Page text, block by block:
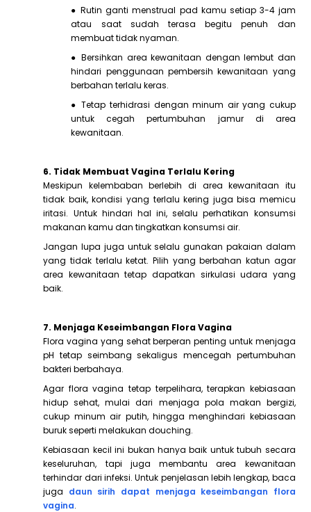
● Rutin ganti menstrual pad kamu setiap 3-4 jam
atau saat sudah terasa begitu penuh dan
membuat tidak nyaman.
● Bersihkan area kewanitaan dengan lembut dan
hindari penggunaan pembersih kewanitaan yang
berbahan terlalu keras.
● Tetap terhidrasi dengan minum air yang cukup
untuk cegah pertumbuhan jamur di area
kewanitaan.
6. Tidak Membuat Vagina Terlalu Kering
Meskipun kelembaban berlebih di area kewanitaan itu
tidak baik, kondisi yang terlalu kering juga bisa memicu
iritasi. Untuk hindari hal ini, selalu perhatikan konsumsi
makanan kamu dan tingkatkan konsumsi air.
Jangan lupa juga untuk selalu gunakan pakaian dalam
yang tidak terlalu ketat. Pilih yang berbahan katun agar
area kewanitaan tetap dapatkan sirkulasi udara yang
baik.
7. Menjaga Keseimbangan Flora Vagina
Flora vagina yang sehat berperan penting untuk menjaga
pH tetap seimbang sekaligus mencegah pertumbuhan
bakteri berbahaya.
Agar flora vagina tetap terpelihara, terapkan kebiasaan
hidup sehat, mulai dari menjaga pola makan bergizi,
cukup minum air putih, hingga menghindari kebiasaan
buruk seperti melakukan douching.
Kebiasaan kecil ini bukan hanya baik untuk tubuh secara
keseluruhan, tapi juga membantu area kewanitaan
terhindar dari infeksi. Untuk penjelasan lebih lengkap, baca
juga daun sirih dapat menjaga keseimbangan flora
vagina.